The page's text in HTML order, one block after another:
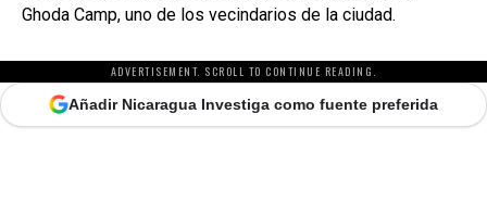
Ghoda Camp, uno de los vecindarios de la ciudad.
ADVERTISEMENT. SCROLL TO CONTINUE READING.
Añadir Nicaragua Investiga como fuente preferida